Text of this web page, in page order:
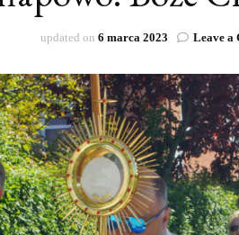
updated on 6 marca 2023 Leave a